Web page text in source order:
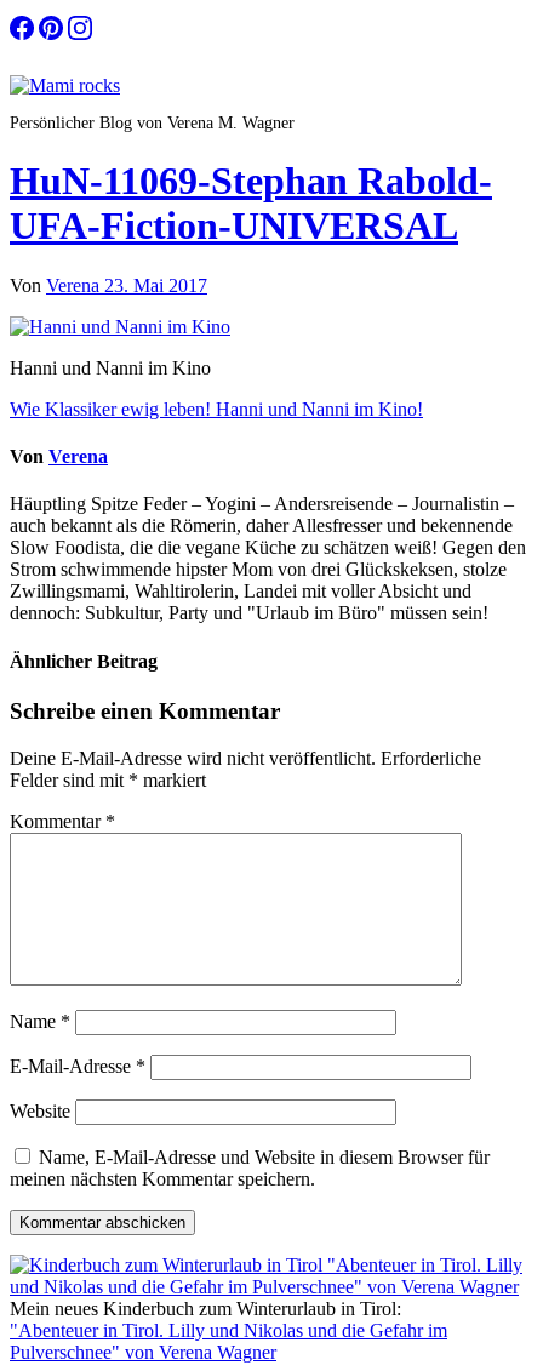
Zum
Inhalt
Persönlicher Blog von Verena M. Wagner
HuN-11069-Stephan Rabold-
UFA-Fiction-UNIVERSAL
Von Verena 23. Mai 2017
Hanni und Nanni im Kino
Beitragsnavigation
Wie Klassiker ewig leben! Hanni und Nanni im Kino!
Von Verena
Häuptling Spitze Feder – Yogini – Andersreisende – Journalistin –
auch bekannt als die Römerin, daher Allesfresser und bekennende
Slow Foodista, die die vegane Küche zu schätzen weiß! Gegen den
Strom schwimmende hipster Mom von drei Glückskeksen, stolze
Zwillingsmami, Wahltirolerin, Landei mit voller Absicht und
dennoch: Subkultur, Party und "Urlaub im Büro" müssen sein!
Ähnlicher Beitrag
Schreibe einen Kommentar
Deine E-Mail-Adresse wird nicht veröffentlicht. Erforderliche
Felder sind mit * markiert
Kommentar *
Name *
E-Mail-Adresse *
Website
Name, E-Mail-Adresse und Website in diesem Browser für
meinen nächsten Kommentar speichern.
Mein neues Kinderbuch zum Winterurlaub in Tirol:
"Abenteuer in Tirol. Lilly und Nikolas und die Gefahr im
Pulverschnee" von Verena Wagner